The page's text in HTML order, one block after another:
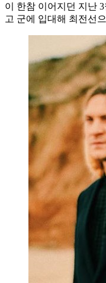
이 한참 이어지던 지난
고 군에 입대해 최전선